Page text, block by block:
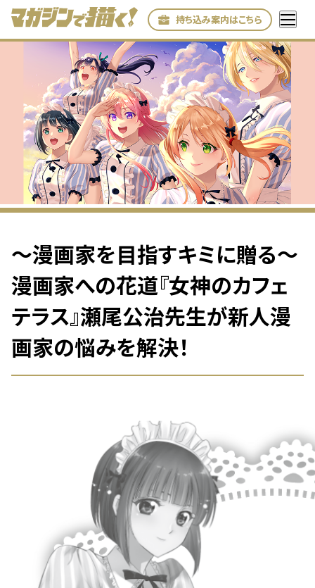
持ち込み案内はこちら
〜漫画家を目指すキミに贈る〜
漫画家への花道『女神のカフェ
テラス』瀬尾公治先生が新人漫
画家の悩みを解決！